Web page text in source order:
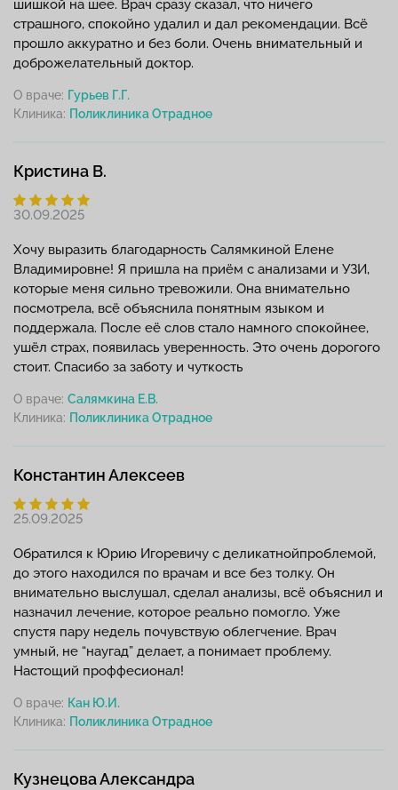
шишкой на шее. Врач сразу сказал, что ничего
страшного, спокойно удалил и дал рекомендации. Всё
прошло аккуратно и без боли. Очень внимательный и
доброжелательный доктор.
О враче: Гурьев Г.Г.
Клиника:
Кристина В.
30.09.2025
Хочу выразить благодарность Салямкиной Елене
Владимировне! Я пришла на приём с анализами и УЗИ,
которые меня сильно тревожили. Она внимательно
посмотрела, всё объяснила понятным языком и
поддержала. После её слов стало намного спокойнее,
ушёл страх, появилась уверенность. Это очень дорогого
стоит. Спасибо за заботу и чуткость
О враче: Салямкина Е.В.
Клиника:
Константин Алексеев
25.09.2025
Обратился к Юрию Игоревичу с деликатнойпроблемой,
до этого находился по врачам и все без толку. Он
внимательно выслушал, сделал анализы, всё объяснил и
назначил лечение, которое реально помогло. Уже
спустя пару недель почувствую облегчение. Врач
умный, не “наугад” делает, а понимает проблему.
Настощий проффесионал!
О враче: Кан Ю.И.
Клиника:
Кузнецова Александра